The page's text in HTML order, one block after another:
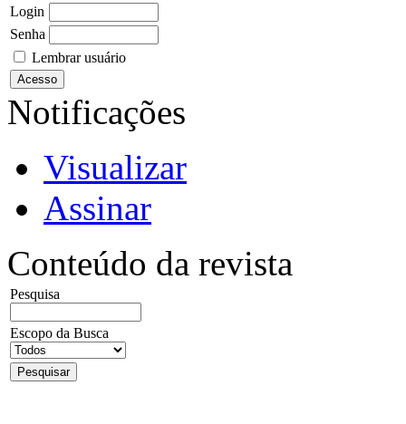
Login
Senha
Lembrar usuário
Notificações
Visualizar
Assinar
Conteúdo da revista
Pesquisa
Escopo da Busca